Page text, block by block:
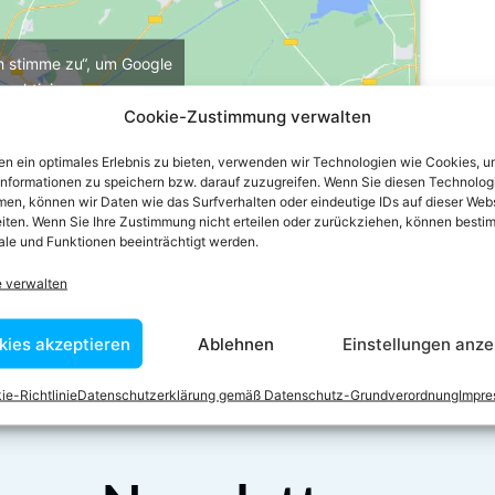
Cookie-Zustimmung verwalten
ein optimales Erlebnis zu bieten, verwenden wir Technologien wie Cookies,
zu speichern bzw. darauf zuzugreifen. Wenn Sie diesen
können wir Daten wie das Surfverhalten oder eindeutige IDs auf dieser
Wenn Sie Ihre Zustimmung nicht erteilen oder zurückziehen, können
und Funktionen beeinträchtigt werden.
verwalten
akzeptieren Ablehnen Einstellungen
RichtlinieDatenschutzerklärung gemäß Datenschutz-Grundverordnung
stimme zu“, um Google
aktivieren
zu